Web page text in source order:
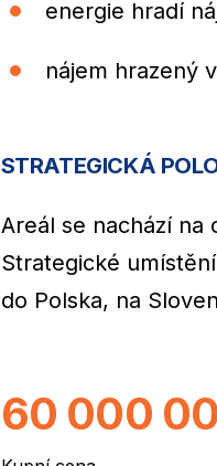
energie hradí
nájem hrazený
STRATEGICKÁ
Areál se nachází na
Strategické
do Polska, na
60 000